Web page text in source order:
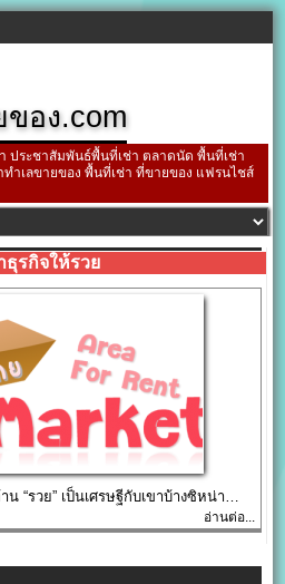
ของ.com
ประชาสัมพันธ์พื้นที่เช่า ตลาดนัด พื้นที่เช่า
ำเลขายของ พื้นที่เช่า ที่ขายของ แฟรนไชส์
ธุรกิจให้รวย
“รวย” เป็นเศรษฐีกับเขาบ้างซิหน่า…
อ่านต่อ...